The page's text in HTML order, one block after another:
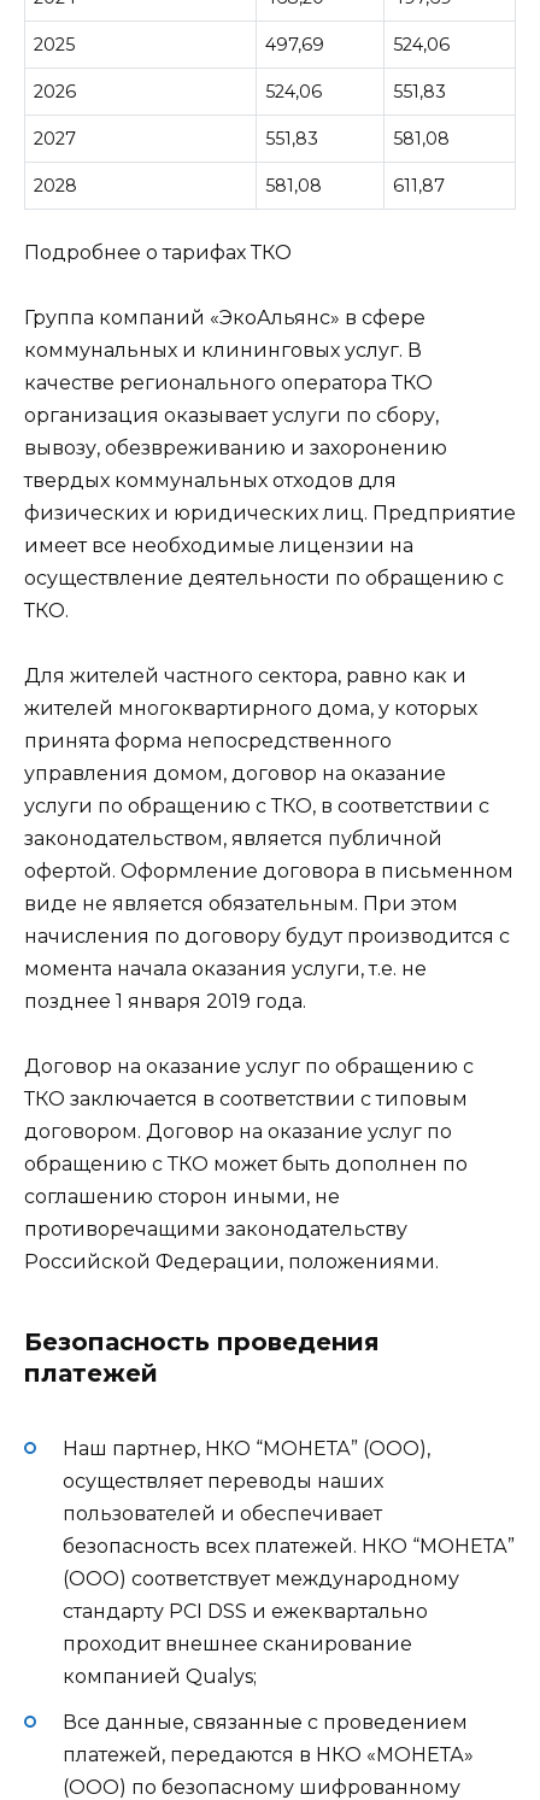
2025 497,69 524,06
2026 524,06 551,83
2027 551,83 581,08
2028 581,08 611,87
Подробнее о тарифах ТКО
Группа компаний «ЭкоАльянс» в сфере
коммунальных и клининговых услуг. В
качестве регионального оператора ТКО
организация оказывает услуги по сбору,
вывозу, обезвреживанию и захоронению
твердых коммунальных отходов для
физических и юридических лиц. Предприятие
имеет все необходимые лицензии на
осуществление деятельности по обращению с
ТКО.
Для жителей частного сектора, равно как и
жителей многоквартирного дома, у которых
принята форма непосредственного
управления домом, договор на оказание
услуги по обращению с ТКО, в соответствии с
законодательством, является публичной
офертой. Оформление договора в письменном
виде не является обязательным. При этом
начисления по договору будут производится с
момента начала оказания услуги, т.е. не
позднее 1 января 2019 года.
Договор на оказание услуг по обращению с
ТКО заключается в соответствии с типовым
договором. Договор на оказание услуг по
обращению с ТКО может быть дополнен по
соглашению сторон иными, не
противоречащими законодательству
Российской Федерации, положениями.
Безопасность проведения
платежей
Наш партнер, НКО “МОНЕТА” (ООО),
осуществляет переводы наших
пользователей и обеспечивает
безопасность всех платежей. НКО “МОНЕТА”
(ООО) соответствует международному
стандарту PCI DSS и ежеквартально
проходит внешнее сканирование
компанией Qualys;
Все данные, связанные с проведением
платежей, передаются в НКО «МОНЕТА»
(ООО) по безопасному шифрованному